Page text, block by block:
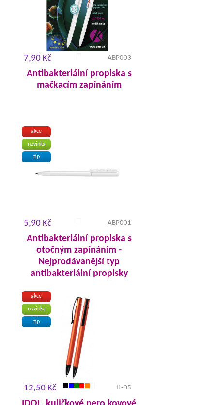
7,90 Kč ABP003
Antibakteriální propiska s
mačkacím zapínáním
akce
novinka
tip
5,90 Kč ABP001
Antibakteriální propiska s
otočným zapínáním -
Nejprodávanější typ
antibakteriální propisky
akce
novinka
tip
12,50 Kč IL-05